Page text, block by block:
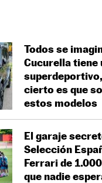
Todos se
Cucurella tiene
cierto es que
estos modelos
El garaje
Selección
Ferrari de
que nadie